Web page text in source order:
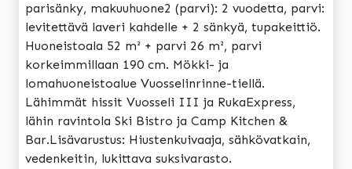
parisänky, makuuhuone2 (parvi): 2 vuodetta, parvi:
levitettävä laveri kahdelle + 2 sänkyä, tupakeittiö.
Huoneistoala 52 m² + parvi 26 m², parvi
korkeimmillaan 190 cm. Mökki- ja
lomahuoneistoalue Vuosselinrinne-tiellä.
Lähimmät hissit Vuosseli III ja RukaExpress,
lähin ravintola Ski Bistro ja Camp Kitchen &
Bar.Lisävarustus: Hiustenkuivaaja, sähkövatkain,
vedenkeitin, lukittava suksivarasto.